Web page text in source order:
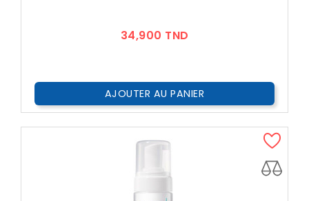
34,900 TND
AJOUTER AU PANIER